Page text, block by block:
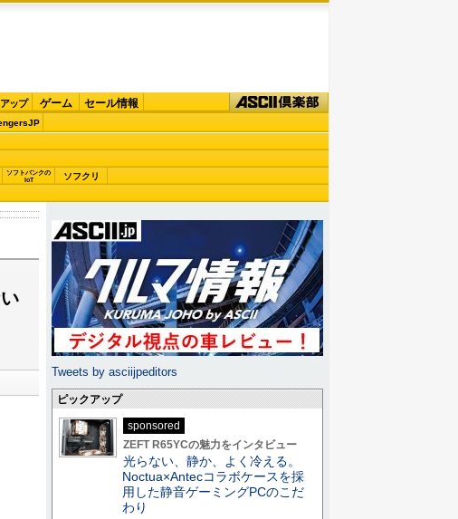
ップ ゲーム セール情報
ソフトバンクの
IoT
ソフクリ
Tweets by asciijpeditors
ピックアップ
sponsored
ZEFT R65YCの魅力をインタビュー
光らない、静か、よく冷える。
Noctua×Antecコラボケースを採
用した静音ゲーミングPCのこだ
わり